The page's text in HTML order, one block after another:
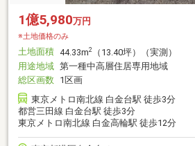
1億5,980万円
※土地価格のみ
土地面積 44.33m2
（13.40坪）（実測）
用途地域 第一種中高層住居専用地域
総区画数 1区画
東京メトロ南北線 白金台駅 徒歩3分
都営三田線 白金台駅 徒歩3分
東京メトロ南北線 白金高輪駅 徒歩12分